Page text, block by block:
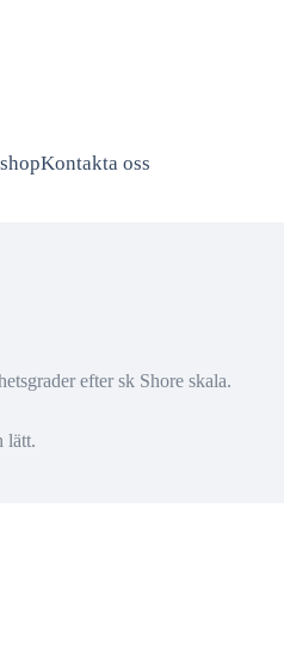
Kontakta oss
efter sk Shore skala.
lätt.